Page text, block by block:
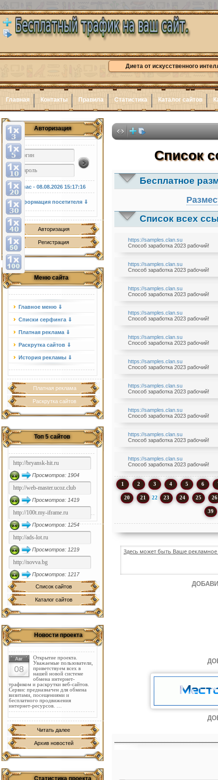
Диета от искусственного
Главная Контакты Правила Статистика Каталог сайтов
Авторизация
У нас - 08.08.202615:17:17
Информация посетителя ⇓
Авторизация
Регистрация
Меню сайта
Главное меню ⇓
Списки серфинга ⇓
Платная реклама ⇓
Раскрутка сайтов ⇓
История рекламы ⇓
Платная реклама
Раскрутка сайтов
Топ 5 сайтов
Просмотров: 1904
Просмотров: 1419
Просмотров: 1254
Просмотров: 1219
Просмотров: 1217
Список сайтов
Каталог сайтов
Новости проекта
Авг
08
Открытие проекта.
Уважаемые пользователи,
приветствуем всех в
нашей новой системе
обмена интернет-
трафиком и раскрутки веб-сайтов.
Сервис предназначен для обмена
визитами, посещениями и
бесплатного продвижения
интернет-ресурсов. …
Читать далее
Архив новостей
Статистика проекта
Список
Бесплатное
Список всех
https://samples.clan.su
Способ заработка 2023 рабочий!
https://samples.clan.su
Способ заработка 2023 рабочий!
https://samples.clan.su
Способ заработка 2023 рабочий!
https://samples.clan.su
Способ заработка 2023 рабочий!
https://samples.clan.su
Способ заработка 2023 рабочий!
https://samples.clan.su
Способ заработка 2023 рабочий!
https://samples.clan.su
Способ заработка 2023 рабочий!
https://samples.clan.su
Способ заработка 2023 рабочий!
https://samples.clan.su
Способ заработка 2023 рабочий!
https://samples.clan.su
Способ заработка 2023 рабочий!
1 2 3 4 5 6
20 21 22 23 24 25 26
39
Здесь может быть Ваше